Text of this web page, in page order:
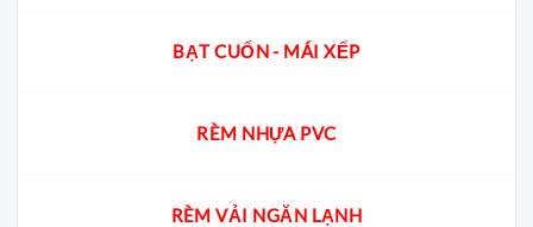
BẠT CUỐN - MÁI XẾP
RÈM NHỰA PVC
RÈM VẢI NGĂN LẠNH